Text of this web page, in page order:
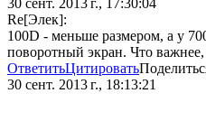
30 сент. 2013 г., 17:30:04
Re[Элек]:
100D - меньше размером, а у
поворотный экран. Что важнее,
ОтветитьЦитировать
30 сент. 2013 г., 18:13:21